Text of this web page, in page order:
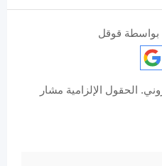
قوقل
الحقول الإلزامية مشار